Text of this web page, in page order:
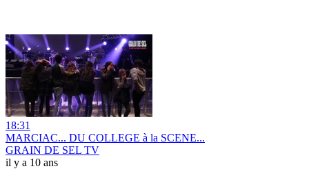
18:31
MARCIAC... DU COLLEGE à la SCENE...
GRAIN DE SEL TV
il y a 10 ans